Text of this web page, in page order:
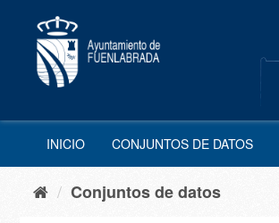
contenido
INICIO CONJUNTOS DE DATOS
Conjuntos de datos